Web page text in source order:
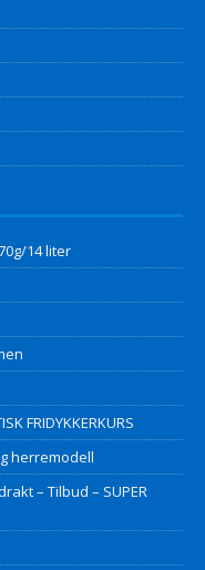
14 liter
FRIDYKKERKURS
herremodell
– Tilbud – SUPER